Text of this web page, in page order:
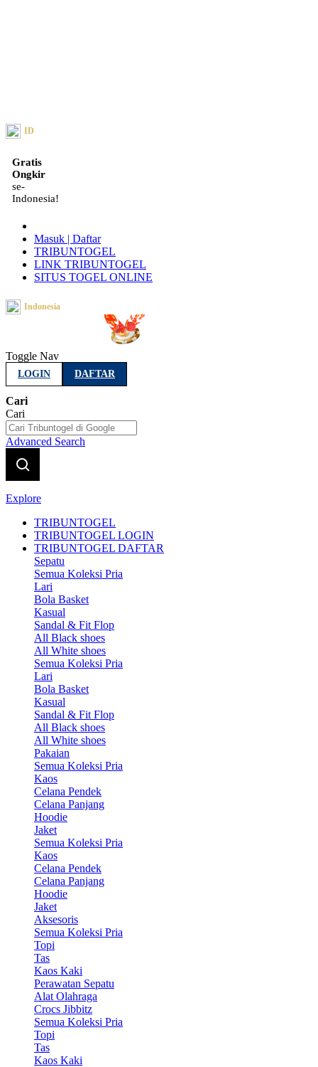
ID
Gratis
Ongkir
se-
Indonesia!
Masuk | Daftar
TRIBUNTOGEL
LINK TRIBUNTOGEL
SITUS TOGEL ONLINE
Indonesia
Toggle Nav
LOGIN DAFTAR
Cari
Cari
Advanced Search
Explore
TRIBUNTOGEL
TRIBUNTOGEL LOGIN
TRIBUNTOGEL DAFTAR
Sepatu
Semua Koleksi Pria
Lari
Bola Basket
Kasual
Sandal & Fit Flop
All Black shoes
All White shoes
Semua Koleksi Pria
Lari
Bola Basket
Kasual
Sandal & Fit Flop
All Black shoes
All White shoes
Pakaian
Semua Koleksi Pria
Kaos
Celana Pendek
Celana Panjang
Hoodie
Jaket
Semua Koleksi Pria
Kaos
Celana Pendek
Celana Panjang
Hoodie
Jaket
Aksesoris
Semua Koleksi Pria
Topi
Tas
Kaos Kaki
Perawatan Sepatu
Alat Olahraga
Crocs Jibbitz
Semua Koleksi Pria
Topi
Tas
Kaos Kaki